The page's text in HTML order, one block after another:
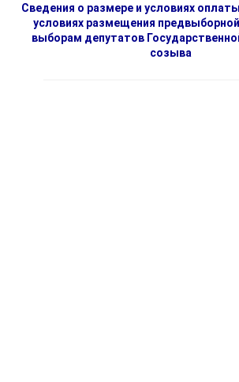
Сведения о размере и условиях
условиях размещения
выборам депутатов
созыва